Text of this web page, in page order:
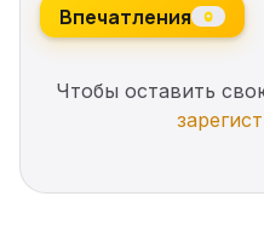
Впечатления 0
Чтобы оставить